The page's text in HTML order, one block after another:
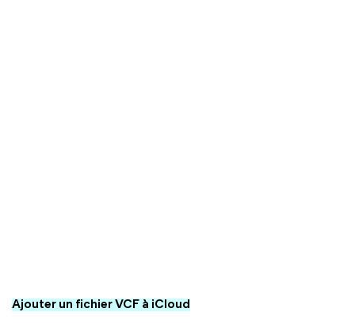
Ajouter un fichier VCF à iCloud